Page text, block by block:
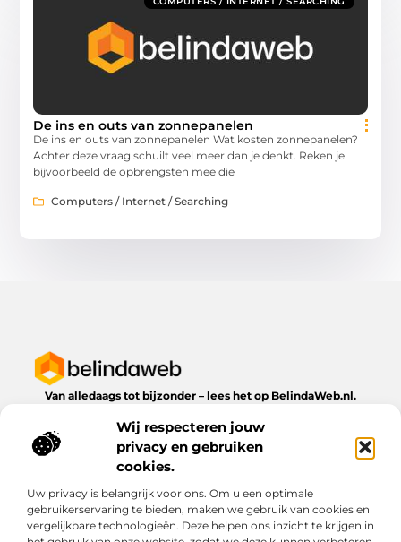
Wij respecteren jouw
privacy en gebruiken
cookies.
Uw privacy is belangrijk voor ons. Om u een optimale
gebruikerservaring te bieden, maken we gebruik van cookies en
vergelijkbare technologieën. Deze helpen ons inzicht te krijgen in
De ins en outs van zonnepanelen
De ins en outs van zonnepanelen Wat kosten zonnepanelen?
Achter deze vraag schuilt veel meer dan je denkt. Reken je
bijvoorbeeld de opbrengsten mee die
Computers / Internet / Searching
Van alledaags tot bijzonder – lees het op BelindaWeb.nl.
dagelijks leven te bieden heeft.
Bericht categorie